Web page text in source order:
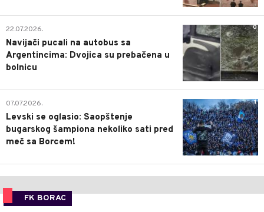
0
22.07.2026.
Navijači pucali na autobus sa
Argentincima: Dvojica su prebačena u
bolnicu
1
07.07.2026.
Levski se oglasio: Saopštenje
bugarskog šampiona nekoliko sati pred
meč sa Borcem!
FK BORAC